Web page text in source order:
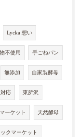
Lycka 想い
不使用 手ごねパン
無添加 自家製酵母
応 東所沢
ーケット 天然酵母
クマーケット